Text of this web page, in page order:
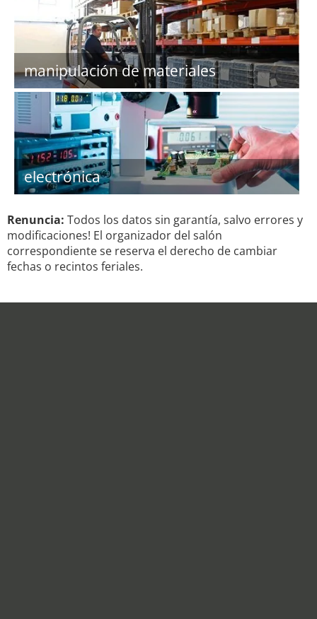
manipulación de materiales
electrónica
Renuncia: Todos los datos sin garantía, salvo errores y
modificaciones! El organizador del salón
correspondiente se reserva el derecho de cambiar
fechas o recintos feriales.